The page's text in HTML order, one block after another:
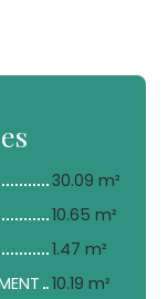
30.09 m²
10.65 m²
1.47 m²
10.19 m²